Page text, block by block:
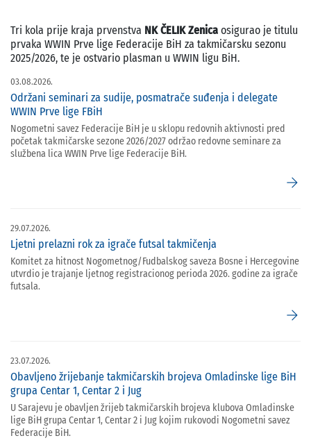
Tri kola prije kraja prvenstva NK ČELIK Zenica osigurao je titulu
prvaka WWIN Prve lige Federacije BiH za takmičarsku sezonu
2025/2026, te je ostvario plasman u WWIN ligu BiH.
03.08.2026.
Održani seminari za sudije, posmatrače suđenja i delegate
WWIN Prve lige FBiH
Nogometni savez Federacije BiH je u sklopu redovnih aktivnosti pred
početak takmičarske sezone 2026/2027 održao redovne seminare za
službena lica WWIN Prve lige Federacije BiH.
arrow_forward
29.07.2026.
Ljetni prelazni rok za igrače futsal takmičenja
Komitet za hitnost Nogometnog/Fudbalskog saveza Bosne i Hercegovine
utvrdio je trajanje ljetnog registracionog perioda 2026. godine za igrače
futsala.
arrow_forward
23.07.2026.
Obavljeno žrijebanje takmičarskih brojeva Omladinske lige BiH
grupa Centar 1, Centar 2 i Jug
U Sarajevu je obavljen žrijeb takmičarskih brojeva klubova Omladinske
lige BiH grupa Centar 1, Centar 2 i Jug kojim rukovodi Nogometni savez
Federacije BiH.